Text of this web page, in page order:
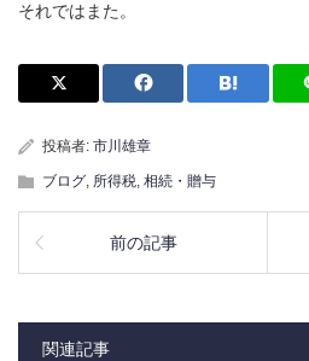
それではまた。
投稿者: 市川雄章
ブログ, 所得税, 相続・贈与
前の記事
関連記事